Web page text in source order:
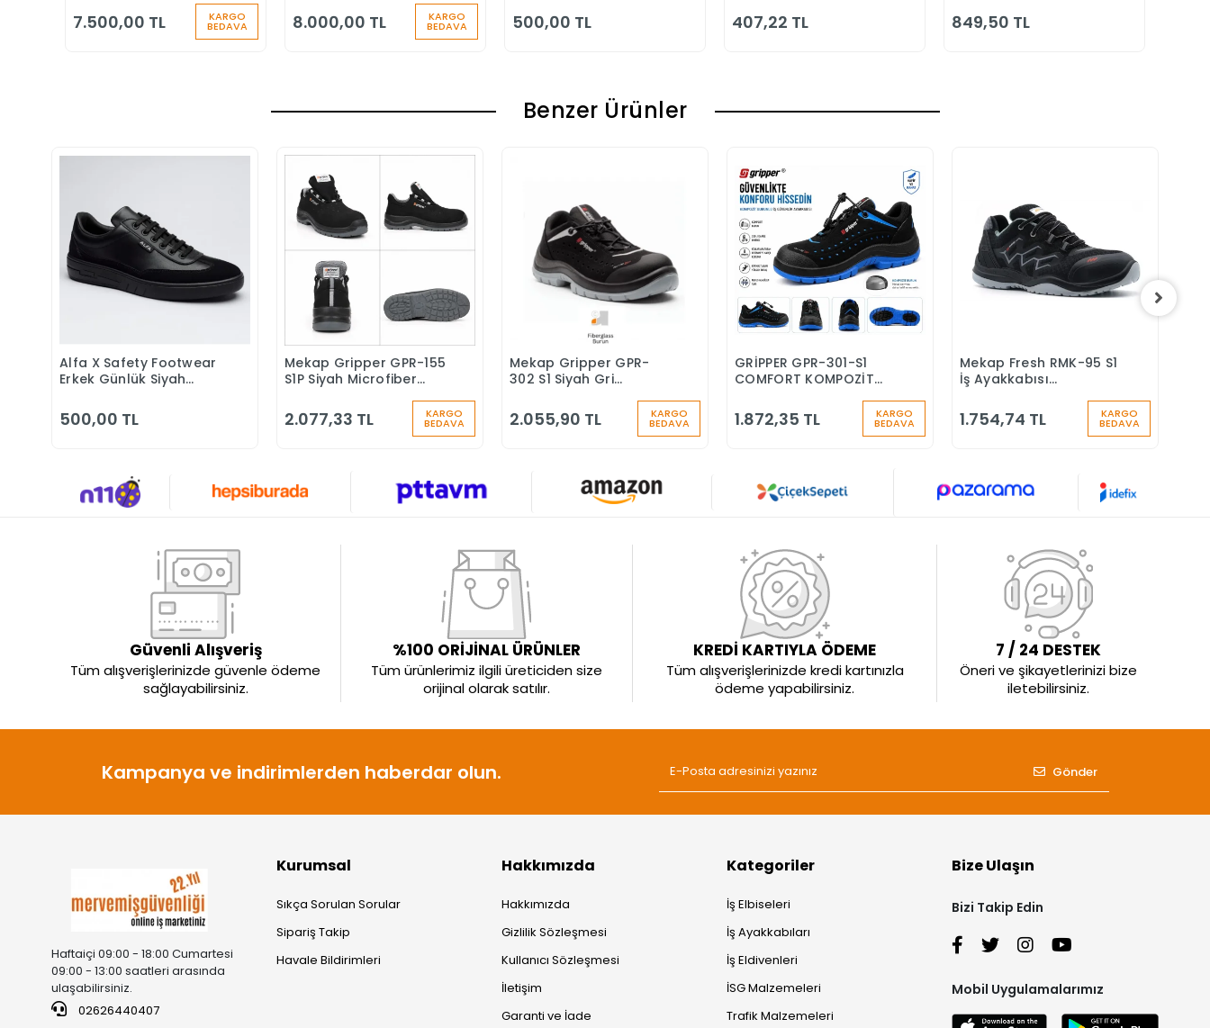
Kenar
7.500,00 TL KARGO
BEDAVA 8.000,00 TL KARGO
BEDAVA 500,00 TL 407,22 TL 849,50 TL
Benzer Ürünler
Sepete Ekle
Alfa X Safety Footwear
Erkek Günlük Siyah
500,00 TL
Sepete Ekle
Mekap Gripper GPR-155
S1P Siyah Microfiber
Ayakkabısı
2.077,33 TL KARGO
BEDAVA
Sepete Ekle
Mekap Gripper GPR-
302 S1 Siyah Gri
Ayakkabısı
2.055,90 TL KARGO
BEDAVA
Sepete Ekle
GRİPPER GPR-301-S1
COMFORT KOMPOZİT
1.872,35 TL KARGO
BEDAVA
Sepete Ekle
Mekap Fresh RMK-95 S1
İş Ayakkabısı
1.754,74 TL KARGO
BEDAVA
Güvenli Alışveriş
Tüm alışverişlerinizde güvenle ödeme
sağlayabilirsiniz.
%100 ORİJİNAL ÜRÜNLER
Tüm ürünlerimiz ilgili üreticiden size
orijinal olarak satılır.
KREDİ KARTIYLA ÖDEME
Tüm alışverişlerinizde kredi kartınızla
ödeme yapabilirsiniz.
7 / 24 DESTEK
Öneri ve şikayetlerinizi bize
iletebilirsiniz.
Kampanya ve indirimlerden haberdar olun. Gönder
Haftaiçi 09:00 - 18:00 Cumartesi
09:00 - 13:00 saatleri arasında
ulaşabilirsiniz.
02626440407
Kurumsal
Sıkça Sorulan Sorular
Sipariş Takip
Havale Bildirimleri
Hakkımızda
Hakkımızda
Gizlilik Sözleşmesi
Kullanıcı Sözleşmesi
İletişim
Garanti ve İade
Kategoriler
İş Elbiseleri
İş Ayakkabıları
İş Eldivenleri
İSG Malzemeleri
Trafik Malzemeleri
Bize Ulaşın
Bizi Takip Edin
Mobil Uygulamalarımız